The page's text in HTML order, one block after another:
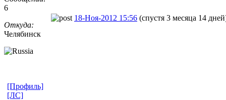
6
Откуда:
Челябинск
18-Ноя-2012 15:56 (спустя 3 месяца 14
[Профиль]
[ЛС]